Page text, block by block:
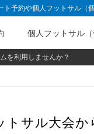
予約や個人フットサル（
個人フットサル
を利用しませんか？
トサル大会か